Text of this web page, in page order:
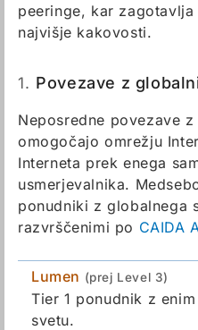
peeringe, kar
najvišje kakovosti.
1. Povezave z
Neposredne povezave
omogočajo omrežju
Interneta prek enega
usmerjevalnika.
ponudniki z globalnega
razvrščenimi po CAIDA
Lumen (prej Level 3)
Tier 1 ponudnik z
svetu.